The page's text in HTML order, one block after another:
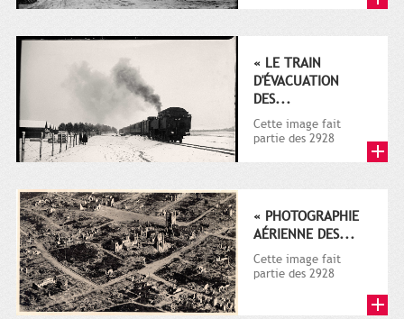
1914-1918)...
« LE TRAIN
D'ÉVACUATION
DES...
Cette image fait
partie des 2928
« PHOTOGRAPHIE
AÉRIENNE DES...
Cette image fait
partie des 2928